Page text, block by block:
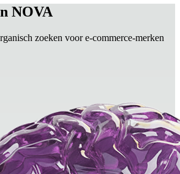
NOVA
zoeken voor e-commerce-merken